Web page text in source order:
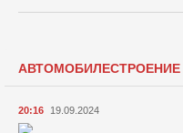
АВТОМОБИЛЕСТРОЕНИЕ
20:16 19.09.2024